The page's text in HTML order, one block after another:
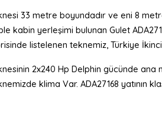
33 metre boyundadır ve eni 8
kabin yerleşimi bulunan Gulet
listelenen teknemiz, Türkiye
2x240 Hp Delphin gücünde
klima Var. ADA27168 yatının